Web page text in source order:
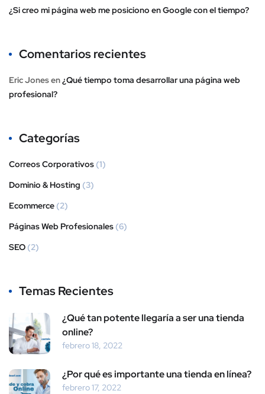
¿Si creo mi página web me posiciono en Google con el tiempo?
Comentarios recientes
Eric Jonesen¿Qué tiempo toma desarrollar una página web
profesional?
Categorías
Correos Corporativos (1)
Dominio & Hosting (3)
Ecommerce (2)
Páginas Web Profesionales (6)
SEO (2)
Temas Recientes
¿Qué tan potente llegaría a ser una tienda
online?
febrero 18, 2022
¿Por qué es importante una tienda en línea?
febrero 17, 2022